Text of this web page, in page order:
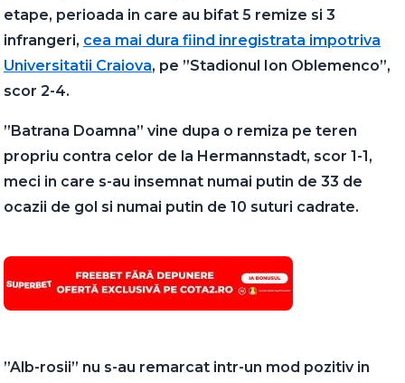
etape, perioada in care au bifat 5 remize si 3
infrangeri, cea mai dura fiind inregistrata impotriva
Universitatii Craiova, pe ”Stadionul Ion Oblemenco”,
scor 2-4.
”Batrana Doamna” vine dupa o remiza pe teren
propriu contra celor de la Hermannstadt, scor 1-1,
meci in care s-au insemnat numai putin de 33 de
ocazii de gol si numai putin de 10 suturi cadrate.
”Alb-rosii” nu s-au remarcat intr-un mod pozitiv in